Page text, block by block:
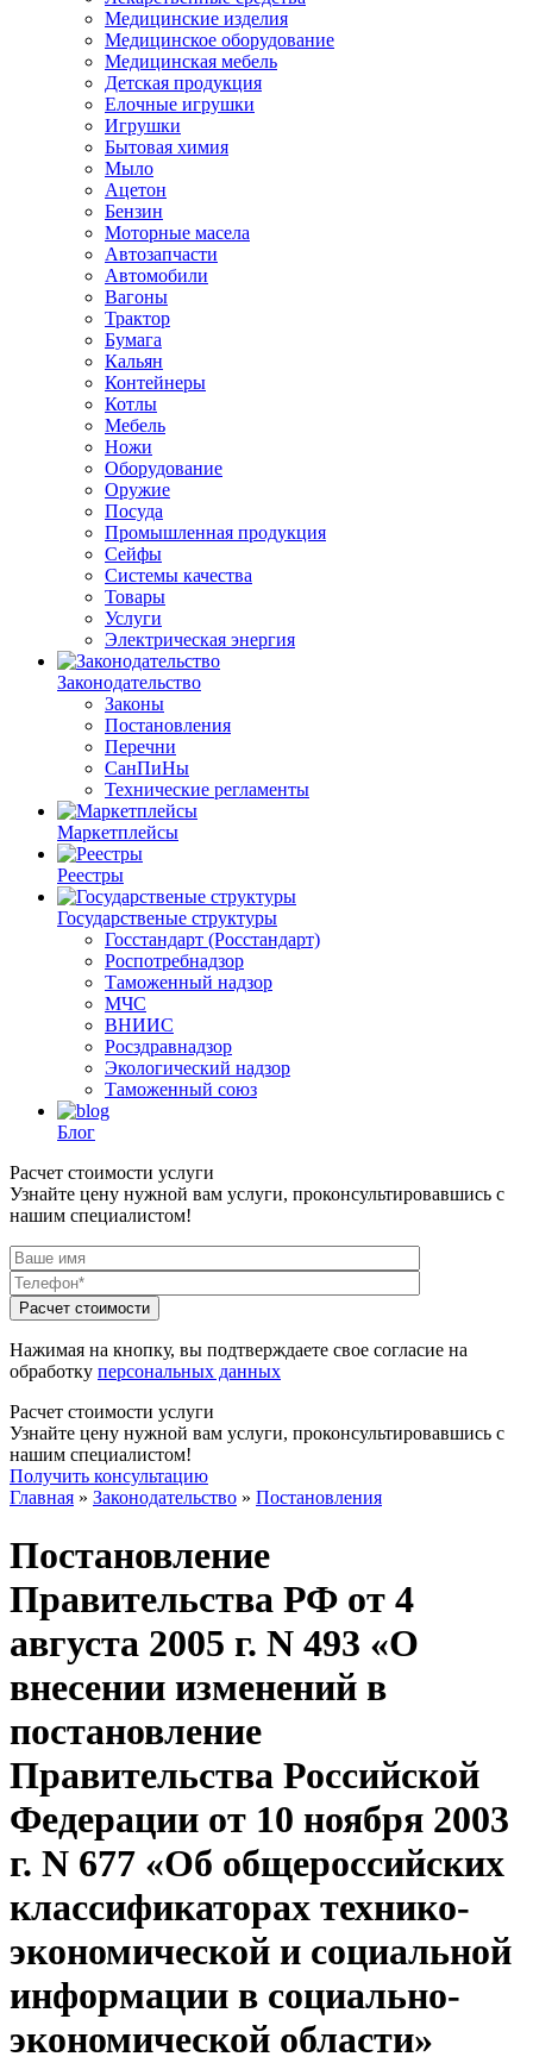
Медицинские изделия
Медицинское оборудование
Медицинская мебель
Детская продукция
Елочные игрушки
Игрушки
Бытовая химия
Мыло
Ацетон
Бензин
Моторные масела
Автозапчасти
Автомобили
Вагоны
Трактор
Бумага
Кальян
Контейнеры
Котлы
Мебель
Ножи
Оборудование
Оружие
Посуда
Промышленная продукция
Сейфы
Системы качества
Товары
Услуги
Электрическая энергия
Законодательство
Законы
Постановления
Перечни
СанПиНы
Технические регламенты
Маркетплейсы
Реестры
Государственые структуры
Госстандарт (Росстандарт)
Роспотребнадзор
Таможенный надзор
МЧС
ВНИИС
Росздравнадзор
Экологический надзор
Таможенный союз
Блог
Расчет стоимости услуги
Узнайте цену нужной вам услуги, проконсультировавшись с
нашим специалистом!
Нажимая на кнопку, вы подтверждаете свое согласие на
обработку персональных данных
Расчет стоимости услуги
Узнайте цену нужной вам услуги, проконсультировавшись с
нашим специалистом!
Получить консультацию
Главная » Законодательство » Постановления
Постановление
Правительства РФ от 4
августа 2005 г. N 493 «О
внесении изменений в
постановление
Правительства Российской
Федерации от 10 ноября 2003
г. N 677 «Об общероссийских
классификаторах технико-
экономической и социальной
информации в социально-
экономической области»